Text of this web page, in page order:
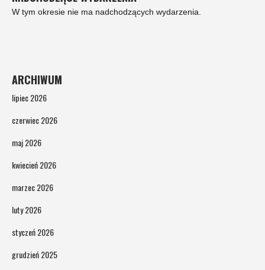
W tym okresie nie ma nadchodzących wydarzenia.
ARCHIWUM
lipiec 2026
czerwiec 2026
maj 2026
kwiecień 2026
marzec 2026
luty 2026
styczeń 2026
grudzień 2025